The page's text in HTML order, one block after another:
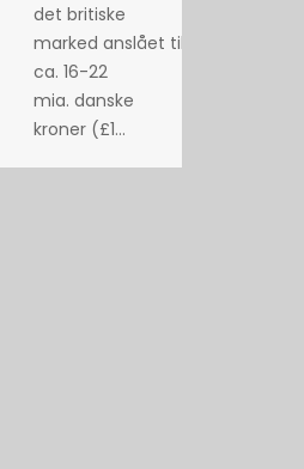
det britiske
marked anslået til
ca. 16-22
mia. danske
kroner (£1...